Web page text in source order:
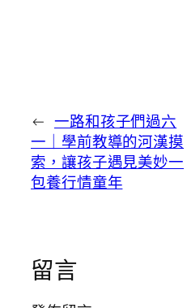
← 一路和孩子們過六
一｜學前教導的河漢摸
索，讓孩子遇見美妙一
包養行情童年
留言